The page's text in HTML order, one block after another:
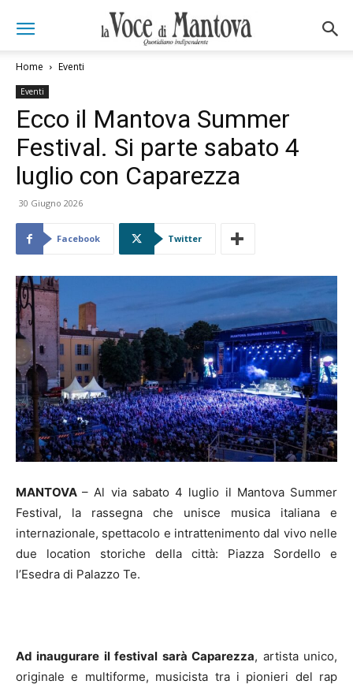
Home Eventi
Eventi
Ecco il Mantova Summer
Festival. Si parte sabato 4
luglio con Caparezza
30 Giugno 2026
Facebook Twitter
MANTOVA– Al via sabato 4 luglio il Mantova Summer
Festival, la rassegna che unisce musica italiana e
internazionale, spettacolo e intrattenimento dal vivo nelle
due location storiche della città: Piazza Sordello e
l’Esedra di Palazzo Te.
Ad inaugurare il festival sarà Caparezza, artista unico,
originale e multiforme, musicista tra i pionieri del rap